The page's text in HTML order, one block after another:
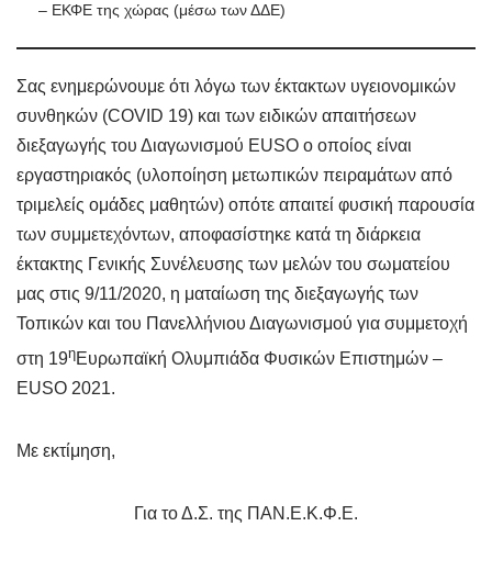
– ΕΚΦΕ της χώρας (μέσω των ΔΔΕ)
Σας ενημερώνουμε ότι λόγω των έκτακτων υγειονομικών
συνθηκών (COVID 19) και των ειδικών απαιτήσεων
διεξαγωγής του Διαγωνισμού EUSO ο οποίος είναι
εργαστηριακός (υλοποίηση μετωπικών πειραμάτων από
τριμελείς ομάδες μαθητών) οπότε απαιτεί φυσική παρουσία
των συμμετεχόντων, αποφασίστηκε κατά τη διάρκεια
έκτακτης Γενικής Συνέλευσης των μελών του σωματείου
μας στις 9/11/2020, η ματαίωση της διεξαγωγής των
Τοπικών και του Πανελλήνιου Διαγωνισμού για συμμετοχή
στη 19ηΕυρωπαϊκή Ολυμπιάδα Φυσικών Επιστημών –
EUSO 2021.
Με εκτίμηση,
Για το Δ.Σ. της ΠΑΝ.Ε.Κ.Φ.Ε.